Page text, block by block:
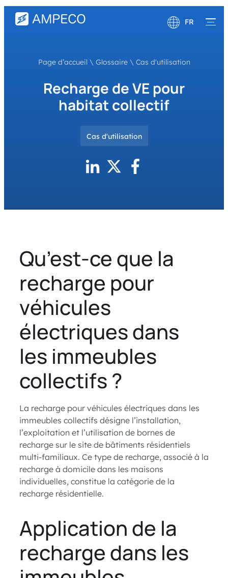
FR
Deutsch
Page d’accueil \ Glossaire\ Cas d'utilisation
Recharge de VE pour
habitat collectif
Cas d'utilisation
Qu’est-ce que la
recharge pour
véhicules
électriques dans
les immeubles
collectifs ?
La recharge pour véhicules électriques dans les
immeubles collectifs désigne l’installation,
l’exploitation et l’utilisation de bornes de
recharge sur le site de bâtiments résidentiels
multi-familiaux. Ce type de recharge, associé à la
recharge à domicile dans les maisons
individuelles, constitue la catégorie de la
recharge résidentielle.
Application de la
recharge dans les